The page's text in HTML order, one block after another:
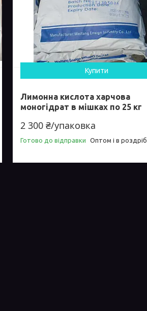
Купити
Лимонна кислота харчова
моногідрат в мішках по 25 кг
2 300 ₴/упаковка
Готово до відправки Оптом і в роздріб